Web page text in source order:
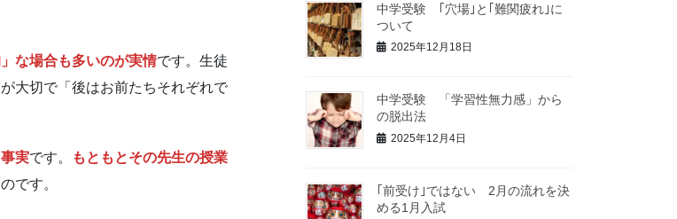
な場合も多いのが実情です。生徒
大切で「後はお前たちそれぞれで
実です。
もともとその先生の授業
です。
中学受験 ｢穴場｣と｢難関疲れ｣に
ついて
2025年12月18日
中学受験 「学習性無力感」から
の脱出法
2025年12月4日
｢前受け｣ではない 2月の流れを決
める1月入試